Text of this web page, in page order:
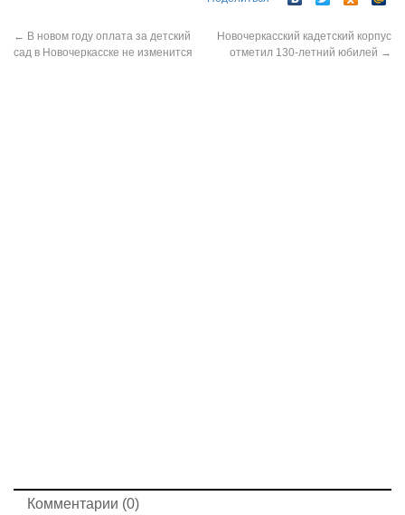
← В новом году оплата за детский
сад в Новочеркасске не изменится
Новочеркасский кадетский корпус
отметил 130-летний юбилей →
Комментарии (0)